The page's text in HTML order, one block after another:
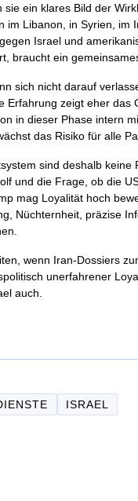
ein klares Bild der
Libanon, in Syrien, im
Israel und
braucht ein
sich nicht darauf
Erfahrung zeigt eher das
in dieser Phase intern
das Risiko für alle
sind deshalb keine
und die Frage, ob die
mag Loyalität hoch
Nüchternheit, präzise
wenn Iran-Dossiers
unerfahrener
auch.
ISRAEL